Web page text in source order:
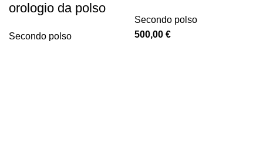
orologio da polso
Secondo polso
Secondo polso
500,00 €